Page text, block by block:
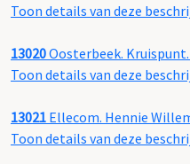
Toon details van deze
13020Oosterbeek.
Toon details van deze
13021 Ellecom. Hennie
Toon details van deze